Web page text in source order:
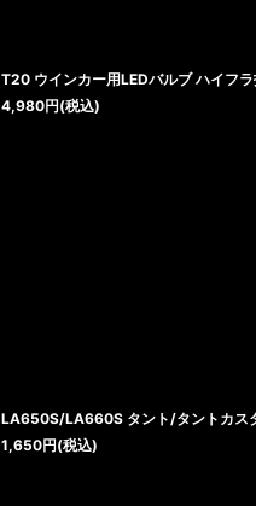
T20 ウインカー用LEDバルブ ハイフ
4,980円(税込)
LA650S/LA660S タント/タントカス
1,650円(税込)